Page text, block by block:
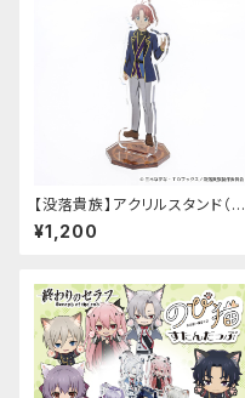
【没落貴族】アクリルスタンド（リ
アム）
¥1,200